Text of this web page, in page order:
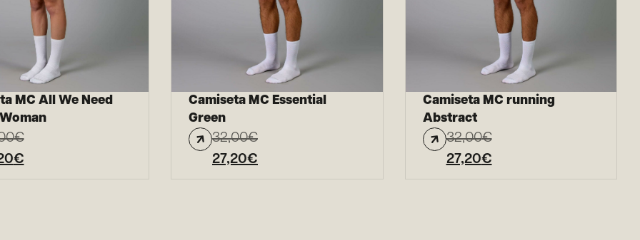
MC All We Need
€
€
Camiseta MC Essential
Green
32,00€
27,20€
Camiseta MC running
Abstract
32,00€
27,20€